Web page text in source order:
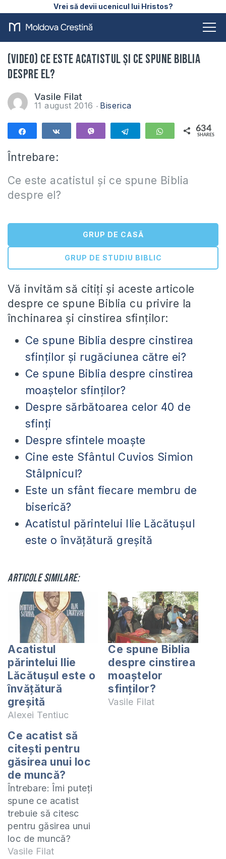
Vrei să devii ucenicul lui Hristos?
(VIDEO) Ce este acatistul și ce spune Biblia
despre el?
Vasile Filat
11 august 2016 Biserica
Telegram WhatsApp
634
SHARES
Întrebare:
Ce este acatistul și ce spune Biblia
despre el?
GRUP DE CASĂ
GRUP DE STUDIU BIBLIC
Vă invităm să citiți și aceste articole
despre ce spune Biblia cu privire la
închinarea și cinstirea sfinților:
Ce spune Biblia despre cinstirea
sfinților și rugăciunea către ei?
Ce spune Biblia despre cinstirea
moaştelor sfinților?
Despre sărbătoarea celor 40 de
sfinți
Despre sfintele moaște
Cine este Sfântul Cuvios Simion
Stâlpnicul?
Este un sfânt fiecare membru de
biserică?
Acatistul părintelui Ilie Lăcătușul
este o învățătură greșită
Articole similare:
Acatistul
părintelui Ilie
Lăcătușul este o
învățătură
greșită
Alexei Tentiuc
Ce spune Biblia
despre cinstirea
moaştelor
sfinților?
Vasile Filat
Ce acatist să
citeşti pentru
găsirea unui loc
de muncă?
Întrebare: Îmi puteți
spune ce acatist
trebuie să citesc
pentru găsirea unui
loc de muncă?
Acatistul nu este
Vasile Filat